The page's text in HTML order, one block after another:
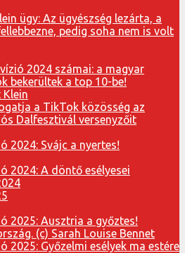
ügy: Az ügyészség lezárta, a
pedig soha nem is volt
2024 számai: a magyar
bekerültek a top 10-be!
a TikTok közösség az
Dalfesztivál versenyzőit
2024: Svájc a nyertes!
2024: A döntő esélyesei
2025: Ausztria a győztes!
2025: Győzelmi esélyek ma estére